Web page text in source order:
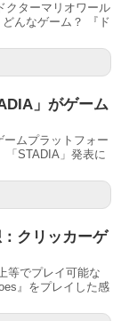
クターマリオワール
んなゲーム？ 『ド
」がゲーム
ームプラットフォー
「STADIA」発表に
クリッカーゲ
等でプレイ可能な
』をプレイした感